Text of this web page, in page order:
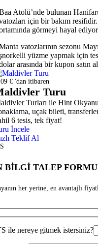
Atolü’nde bulunan
için bir bakım
görmeyi hayal
vatozlarının sezonu
yüzme yapmak için
arasında bir kupon satın
€ 'dan itibaren
Turu
Turları ile Hint
uçak bileti,
6 tesis, tek fiyat!
İncele
Teklif Al
BİLGİ TALEP FORMU
her yerine, en avantajlı
ile nereye gitmek istersiniz?